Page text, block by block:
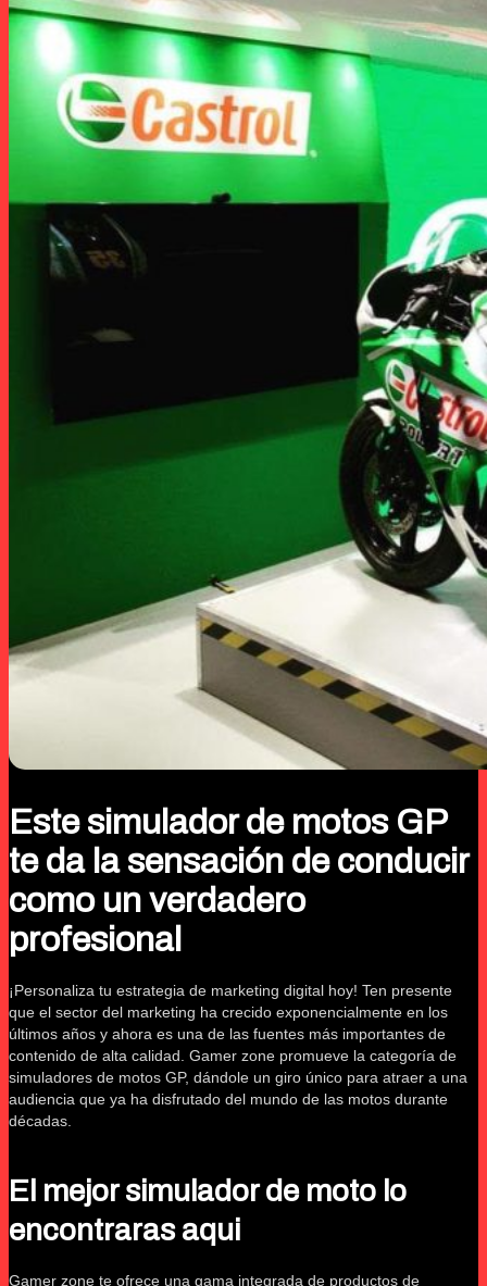
Este simulador de motos GP
te da la sensación de conducir
como un verdadero
profesional
¡Personaliza tu estrategia de marketing digital hoy! Ten presente
que el sector del marketing ha crecido exponencialmente en los
últimos años y ahora es una de las fuentes más importantes de
contenido de alta calidad. Gamer zone promueve la categoría de
simuladores de motos GP, dándole un giro único para atraer a una
audiencia que ya ha disfrutado del mundo de las motos durante
décadas.
El mejor simulador de moto lo
encontraras aqui
Gamer zone te ofrece una gama integrada de productos de